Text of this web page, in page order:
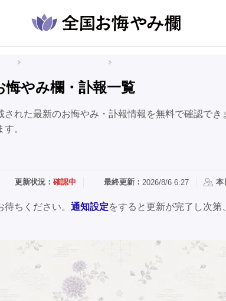
悔やみ欄・訃報一覧
れた最新のお悔やみ・訃報情報を無料で確認でき
。
更新状況：確認中 最終更新： 2026/8/6 6:27 本
ちください。 通知設定をすると更新が完了し次第